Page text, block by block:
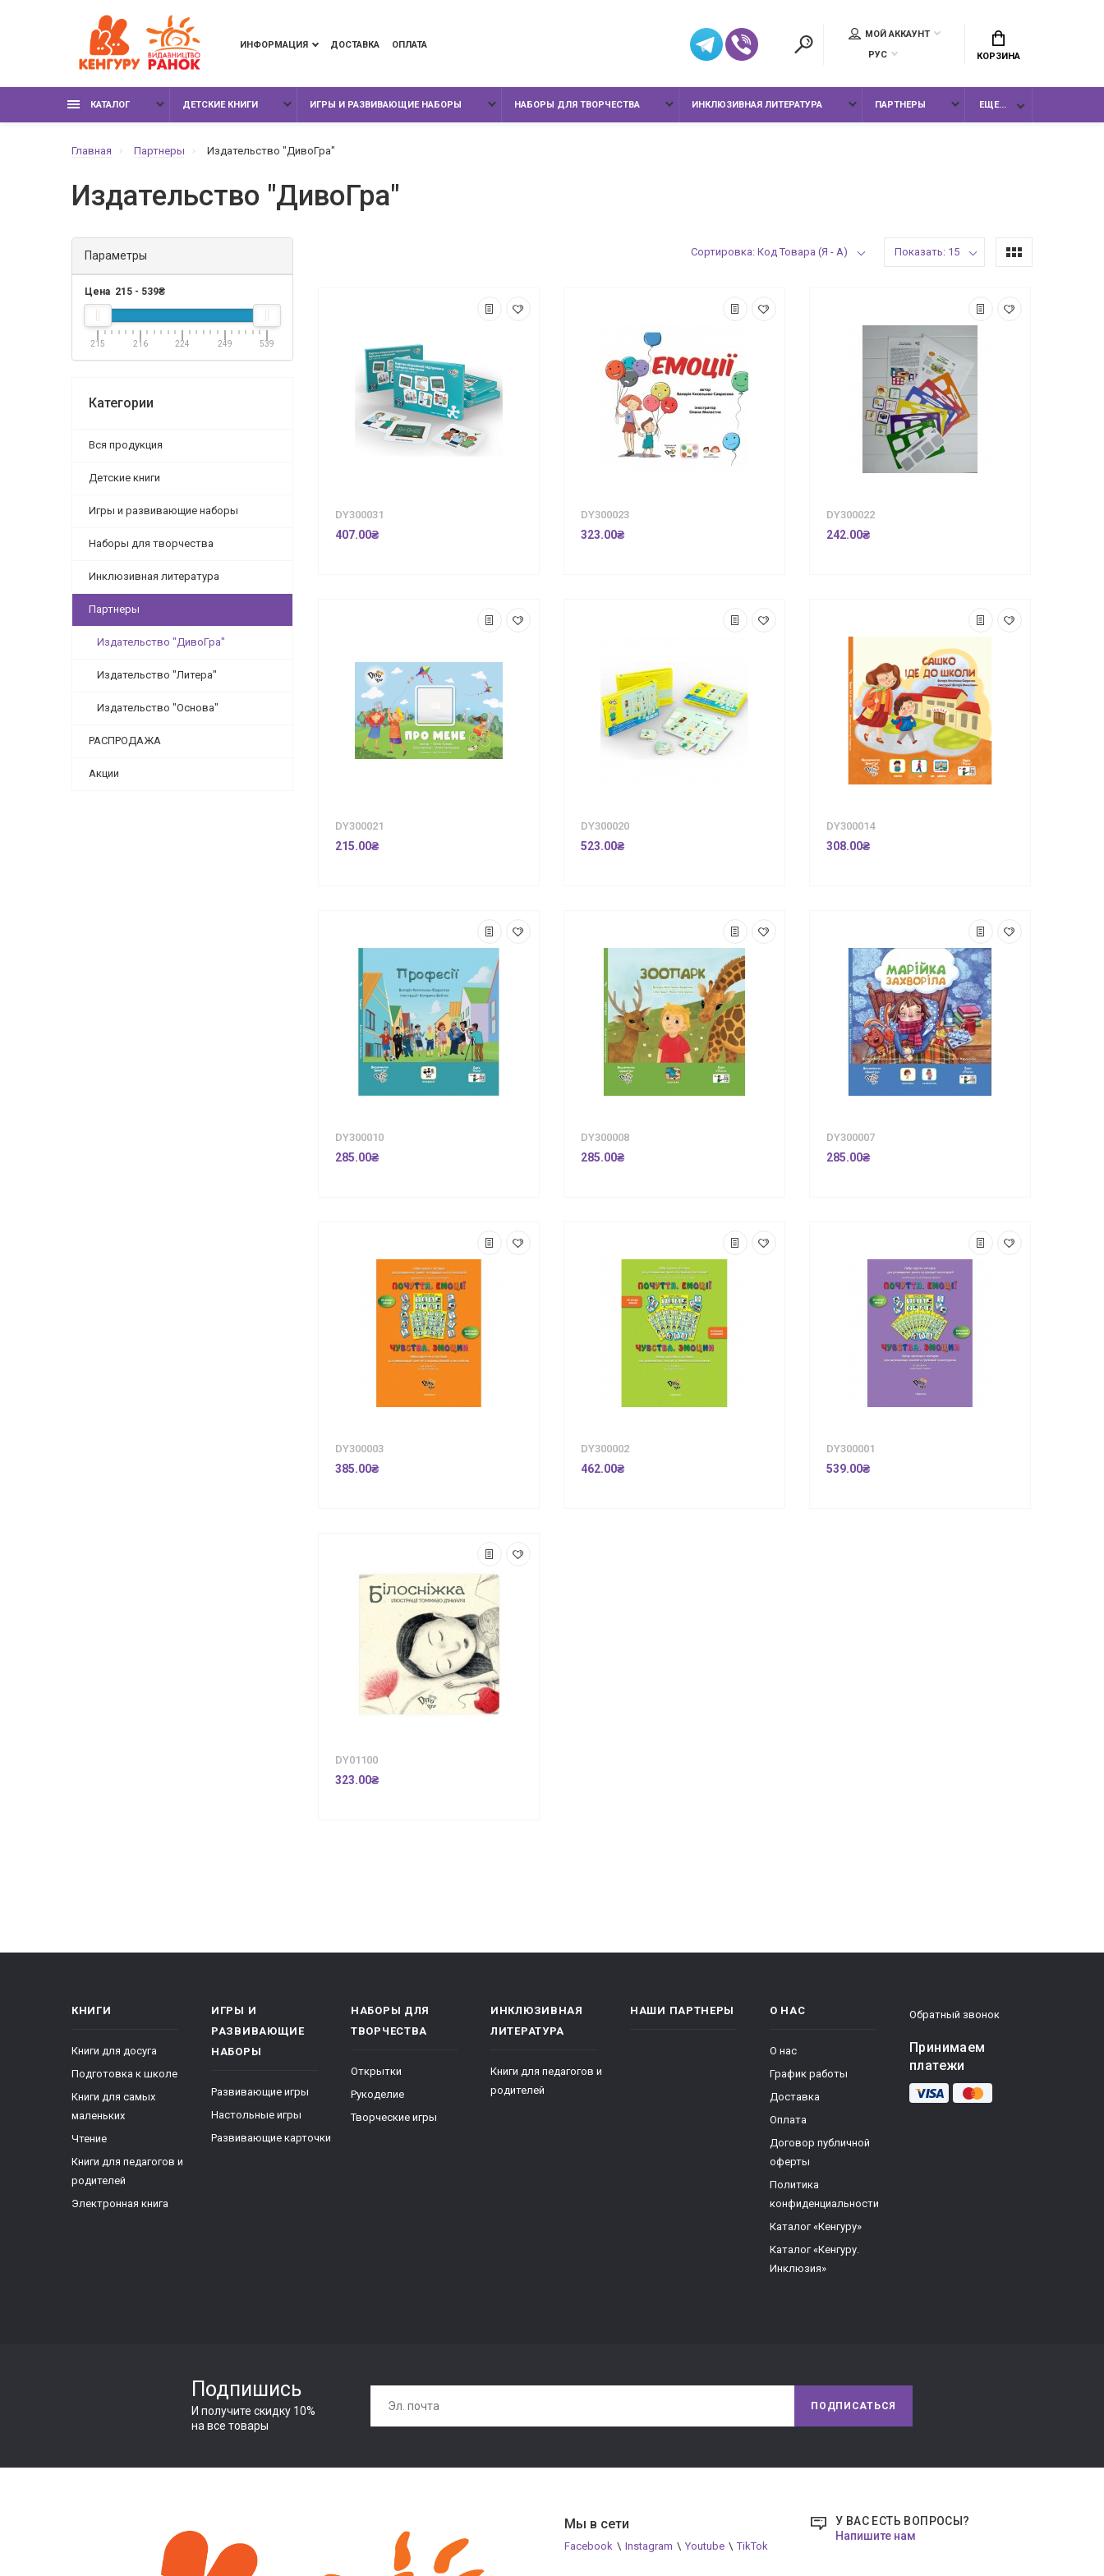
ИНФОРМАЦИЯ ДОСТАВКА ОПЛАТА
МОЙ АККАУНТ
РУС
КОРЗИНА
КАТАЛОГ ДЕТСКИЕ КНИГИ ИГРЫ И РАЗВИВАЮЩИЕ НАБОРЫ НАБОРЫ ДЛЯ ТВОРЧЕСТВА ИНКЛЮЗИВНАЯ ЛИТЕРАТУРА ПАРТНЕРЫ ЕЩЕ...
Главная Партнеры Издательство "ДивоГра"
Издательство "ДивоГра"
Параметры
Цена 215 - 539₴
215 216 224 249 539
Категории
Вся продукция
Детские книги
Игры и развивающие наборы
Наборы для творчества
Инклюзивная литература
Партнеры
Издательство "ДивоГра"
Издательство "Литера"
Издательство "Основа"
РАСПРОДАЖА
Акции
Сортировка: Код Товара (Я - А) Показать: 15
DY300031
407.00₴
DY300023
323.00₴
DY300022
242.00₴
DY300021
215.00₴
DY300020
523.00₴
DY300014
308.00₴
DY300010
285.00₴
DY300008
285.00₴
DY300007
285.00₴
DY300003
385.00₴
DY300002
462.00₴
DY300001
539.00₴
DY01100
323.00₴
КНИГИ
Книги для досуга
Подготовка к школе
Книги для самых
маленьких
Чтение
Книги для педагогов и
родителей
Электронная книга
ИГРЫ И
РАЗВИВАЮЩИЕ
НАБОРЫ
Развивающие игры
Настольные игры
Развивающие карточки
НАБОРЫ ДЛЯ
ТВОРЧЕСТВА
Открытки
Рукоделие
Творческие игры
ИНКЛЮЗИВНАЯ
ЛИТЕРАТУРА
Книги для педагогов и
родителей
НАШИ ПАРТНЕРЫ О НАС
О нас
График работы
Доставка
Оплата
Договор публичной
оферты
Политика
конфиденциальности
Каталог «Кенгуру»
Каталог «Кенгуру.
Инклюзия»
Обратный звонок
Принимаем
платежи
Подпишись
И получите скидку 10%
на все товары
ПОДПИСАТЬСЯ
У ВАС ЕСТЬ ВОПРОСЫ?
Напишите нам
Мы в сети
Facebook \ Instagram \ Youtube \ TikTok